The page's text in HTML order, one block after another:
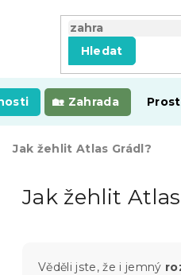
Hledat
Zahrada
Jak žehlit Atlas Grádl?
Jak žehlit
Věděli jste, že i jemný